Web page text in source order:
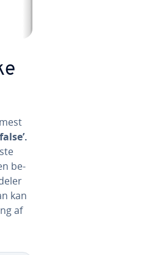
be­
kan
af